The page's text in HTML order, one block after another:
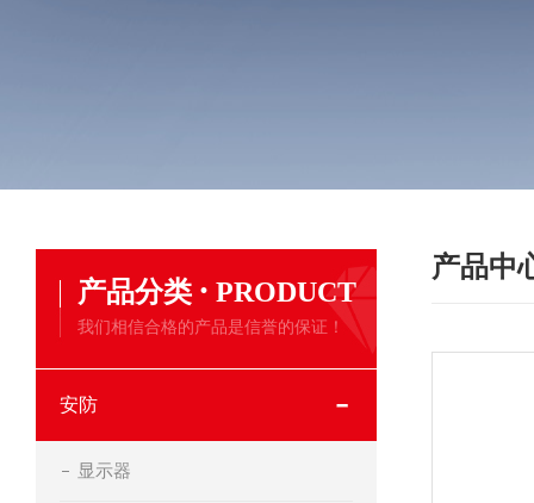
产品分类 · PRODUCT
我们相信合格的产品是信誉的保证！
安防
显示器
产品中